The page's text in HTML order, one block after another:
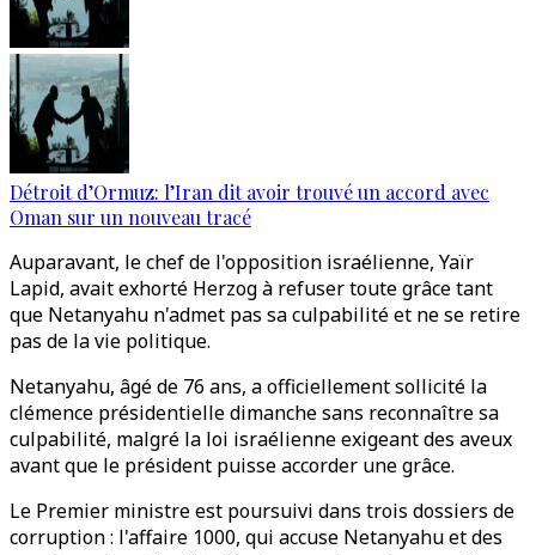
Détroit d’Ormuz: l’Iran dit avoir trouvé un accord avec
Oman sur un nouveau tracé
Auparavant, le chef de l'opposition israélienne, Yaïr
Lapid, avait exhorté Herzog à refuser toute grâce tant
que Netanyahu n'admet pas sa culpabilité et ne se retire
pas de la vie politique.
Netanyahu, âgé de 76 ans, a officiellement sollicité la
clémence présidentielle dimanche sans reconnaître sa
culpabilité, malgré la loi israélienne exigeant des aveux
avant que le président puisse accorder une grâce.
Le Premier ministre est poursuivi dans trois dossiers de
corruption : l'affaire 1000, qui accuse Netanyahu et des